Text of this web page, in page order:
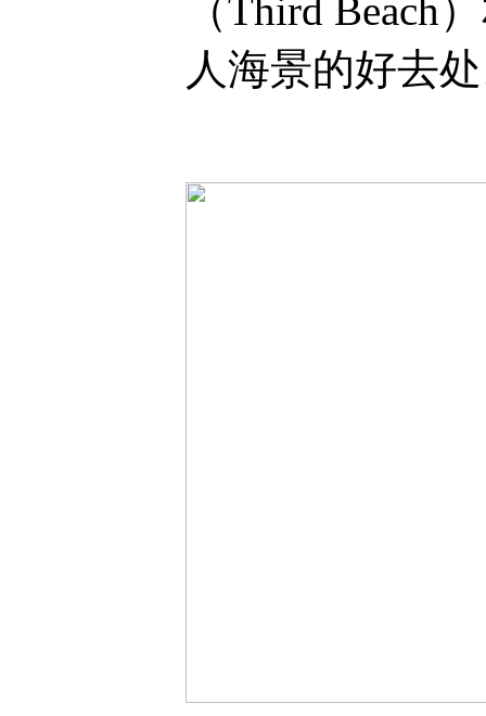
（Third Beach
人海景的好去